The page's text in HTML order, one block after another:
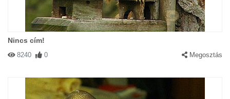
Nincs cím!
8240 0 Megosztás